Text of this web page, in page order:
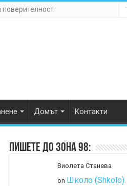
поверителност
Домът Контакти
Пишете до Зона 98:
Виолета Станева
on Школо (Shkolo).